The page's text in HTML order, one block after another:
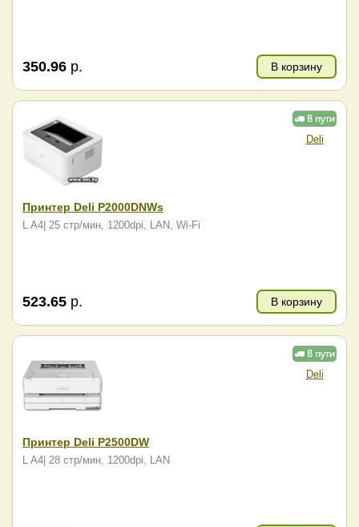
350.96 р. В корзину
Deli
Принтер Deli P2000DNWs
L A4| 25 стр/мин, 1200dpi, LAN, Wi-Fi
523.65 р. В корзину
Deli
Принтер Deli P2500DW
L A4| 28 стр/мин, 1200dpi, LAN